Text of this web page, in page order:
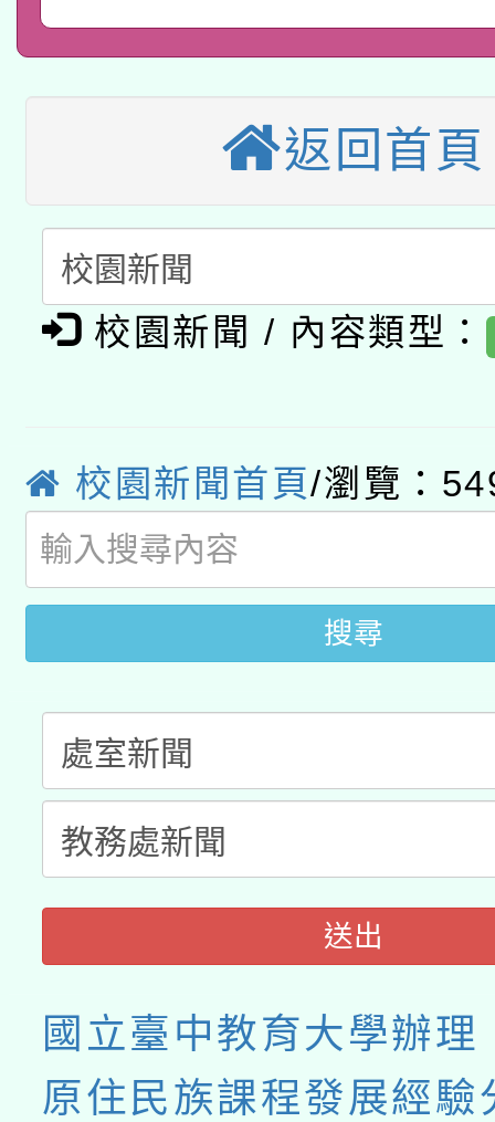
招)
適應運動共學行動站研
本館辦理115年度閱讀
暨閱讀推動專業研習
科技賦能─人工智慧
礎課程
A3數位素養講師名單
「數位內容與教學軟體
pilot」
有關大陸委員會函釋公
轉知經濟部水利署委託
用水績優單位及節水達
動」
桃園市孔廟祈福系列
開 智慧啟航」
2026年桃園地景藝術
返回首頁
校園新聞 / 內容類型：
校園新聞首頁/瀏覽：
搜尋
送出
國立臺中教育大學辦
原住民族課程發展經驗